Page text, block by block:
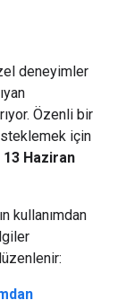
deneyimler
Özenli bir
için
13 Haziran
kullanımdan